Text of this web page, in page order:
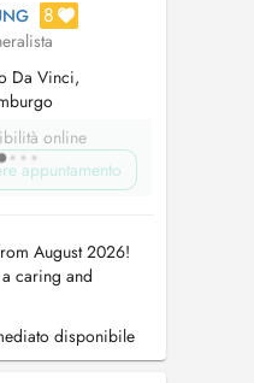
8
Da Vinci,
online
appuntamento
August 2026!
caring and
centred and
an emphasis on
and preventive
disponibile